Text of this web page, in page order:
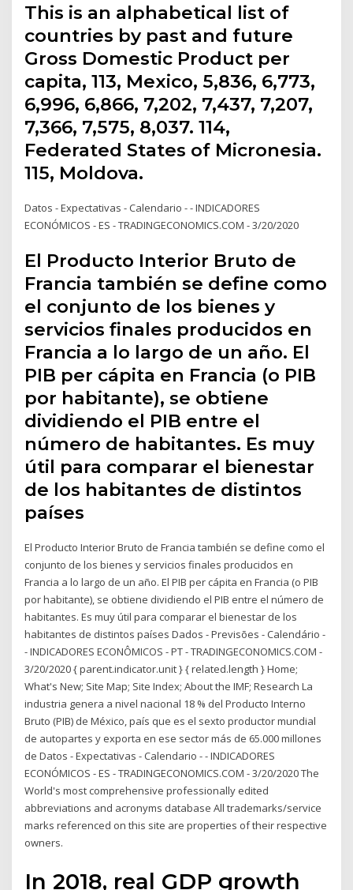
This is an alphabetical list of
countries by past and future
Gross Domestic Product per
capita, 113, Mexico, 5,836, 6,773,
6,996, 6,866, 7,202, 7,437, 7,207,
7,366, 7,575, 8,037. 114,
Federated States of Micronesia.
115, Moldova.
Datos - Expectativas - Calendario - - INDICADORES
ECONÓMICOS - ES - TRADINGECONOMICS.COM - 3/20/2020
El Producto Interior Bruto de
Francia también se define como
el conjunto de los bienes y
servicios finales producidos en
Francia a lo largo de un año. El
PIB per cápita en Francia (o PIB
por habitante), se obtiene
dividiendo el PIB entre el
número de habitantes. Es muy
útil para comparar el bienestar
de los habitantes de distintos
países
El Producto Interior Bruto de Francia también se define como el
conjunto de los bienes y servicios finales producidos en
Francia a lo largo de un año. El PIB per cápita en Francia (o PIB
por habitante), se obtiene dividiendo el PIB entre el número de
habitantes. Es muy útil para comparar el bienestar de los
habitantes de distintos países Dados - Previsões - Calendário -
- INDICADORES ECONÔMICOS - PT - TRADINGECONOMICS.COM -
3/20/2020 { parent.indicator.unit } { related.length } Home;
What's New; Site Map; Site Index; About the IMF; Research La
industria genera a nivel nacional 18 % del Producto Interno
Bruto (PIB) de México, país que es el sexto productor mundial
de autopartes y exporta en ese sector más de 65.000 millones
de Datos - Expectativas - Calendario - - INDICADORES
ECONÓMICOS - ES - TRADINGECONOMICS.COM - 3/20/2020 The
World's most comprehensive professionally edited
abbreviations and acronyms database All trademarks/service
marks referenced on this site are properties of their respective
owners.
In 2018, real GDP growth